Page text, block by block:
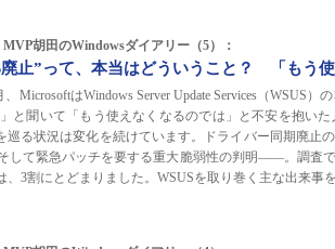
胡田のWindowsダイアリー（5）：
廃止”って、本当はどういうこと？ 「もう
、MicrosoftはWindows Server Update Services（WSUS）
」と聞いて「もう使えなくなるのでは」と不安を抱い
巡る状況は変化を続けています。ドライバー同期廃止の
して緊急パッチを要する重大脆弱性の判明――。調査
、3割にとどまりました。WSUSを取り巻く主な出来事